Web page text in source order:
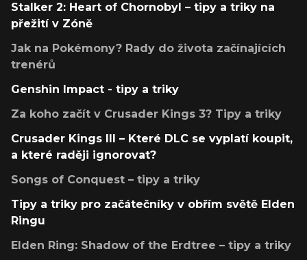
Stalker 2: Heart of Chornobyl – tipy a triky na
přežití v Zóně
Jak na Pokémony? Rady do života začínajících
trenérů
Genshin Impact - tipy a triky
Za koho začít v Crusader Kings 3? Tipy a triky
Crusader Kings III – Které DLC se vyplatí koupit,
a které raději ignorovat?
Songs of Conquest – tipy a triky
Tipy a triky pro začátečníky v obřím světě Elden
Ringu
Elden Ring: Shadow of the Erdtree – tipy a triky